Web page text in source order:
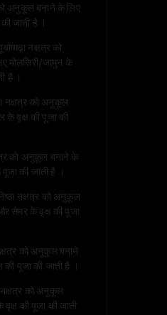
अनुकूल बनाने के लिए
जाती है ।
नक्षत्र को
मोलसिरी/जामुन के
है ।
नक्षत्र को अनुकूल
वृक्ष की पूजा की
को अनुकूल बनाने के
की जाती है ।
नक्षत्र को अनुकूल
सेमर के वृक्ष की पूजा
को अनुकूल बनाने
पूजा की जाती है ।
नक्षत्र को अनुकूल
की पूजा की जाती